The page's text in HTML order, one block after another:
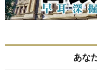
あな